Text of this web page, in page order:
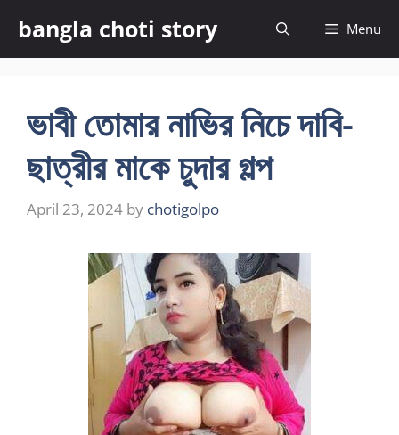
content
bangla choti story Menu
ভাবী তোমার নাভির নিচে দাবি-
ছাত্রীর মাকে চুদার গল্প
April 23, 2024 by chotigolpo